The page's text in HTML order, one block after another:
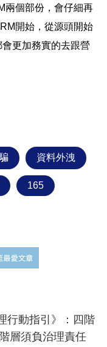
兩個部份，會仔細再
開始， 從源頭開始
更加務實的去跟營
資料外洩
165